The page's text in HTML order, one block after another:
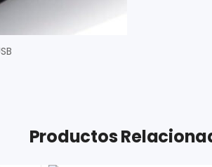
Productos